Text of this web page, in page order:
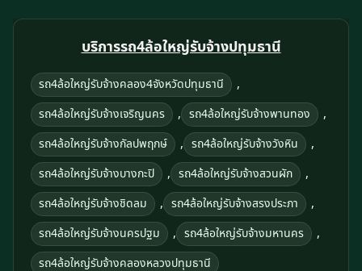
บริการรถ4ล้อใหญ่รับจ้างปทุมธานี
รถ4ล้อใหญ่รับจ้างคลอง4จังหวัดปทุมธานี ,
รถ4ล้อใหญ่รับจ้างเจริญนคร , รถ4ล้อใหญ่รับจ้างพานทอง ,
รถ4ล้อใหญ่รับจ้างกัลปพฤกษ์ , รถ4ล้อใหญ่รับจ้างวังหิน ,
รถ4ล้อใหญ่รับจ้างบางกะปิ , รถ4ล้อใหญ่รับจ้างสวนผัก ,
รถ4ล้อใหญ่รับจ้างชิดลม , รถ4ล้อใหญ่รับจ้างสรงประภา ,
รถ4ล้อใหญ่รับจ้างนครปฐม , รถ4ล้อใหญ่รับจ้างมหานคร ,
รถ4ล้อใหญ่รับจ้างคลองหลวงปทุมธานี